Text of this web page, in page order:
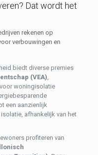
Dat wordt het
rekenen op
verbouwingen en
biedt diverse premies
(VEA),
voor woningisolatie
een aanzienlijk
afhankelijk van het
profiteren van